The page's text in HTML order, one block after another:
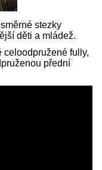
stezky
děti a mládež.
celoodpružené fully,
přední